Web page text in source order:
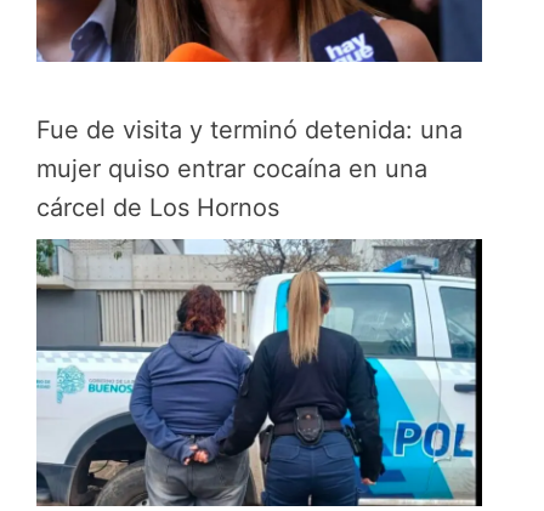
Fue de visita y terminó detenida: una
mujer quiso entrar cocaína en una
cárcel de Los Hornos